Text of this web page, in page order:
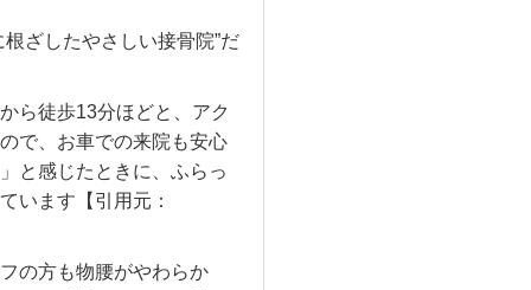
ざしたやさしい接骨院”だ
ら徒歩13分ほどと、アク
で、お車での来院も安心
と感じたときに、ふらっ
います【引用元：
の方も物腰がやわらか